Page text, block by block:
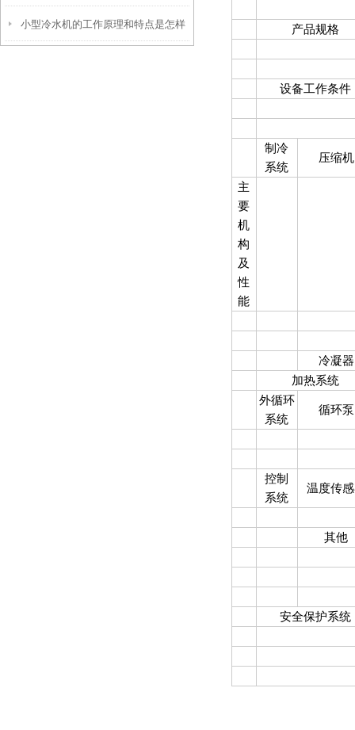
小型冷水机的工作原理和特点是怎样 产品规格
设备工作条件
制冷
系统
压缩机
主
要
机
构
及
性
能
冷凝器
加热系统
外循环
系统
循环泵
控制
系统
温度传
其他
安全保护系统